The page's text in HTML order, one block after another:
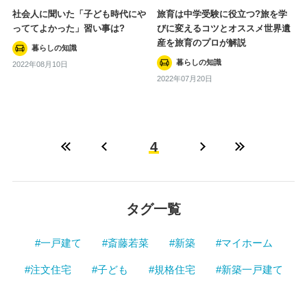
社会人に聞いた「子ども時代にや
っててよかった」習い事は?
暮らしの知識
2022年08月10日
旅育は中学受験に役立つ?旅を学
びに変えるコツとオススメ世界遺
産を旅育のプロが解説
暮らしの知識
2022年07月20日
4
タグ一覧
#一戸建て #斎藤若菜 #新築 #マイホーム
#注文住宅 #子ども #規格住宅 #新築一戸建て